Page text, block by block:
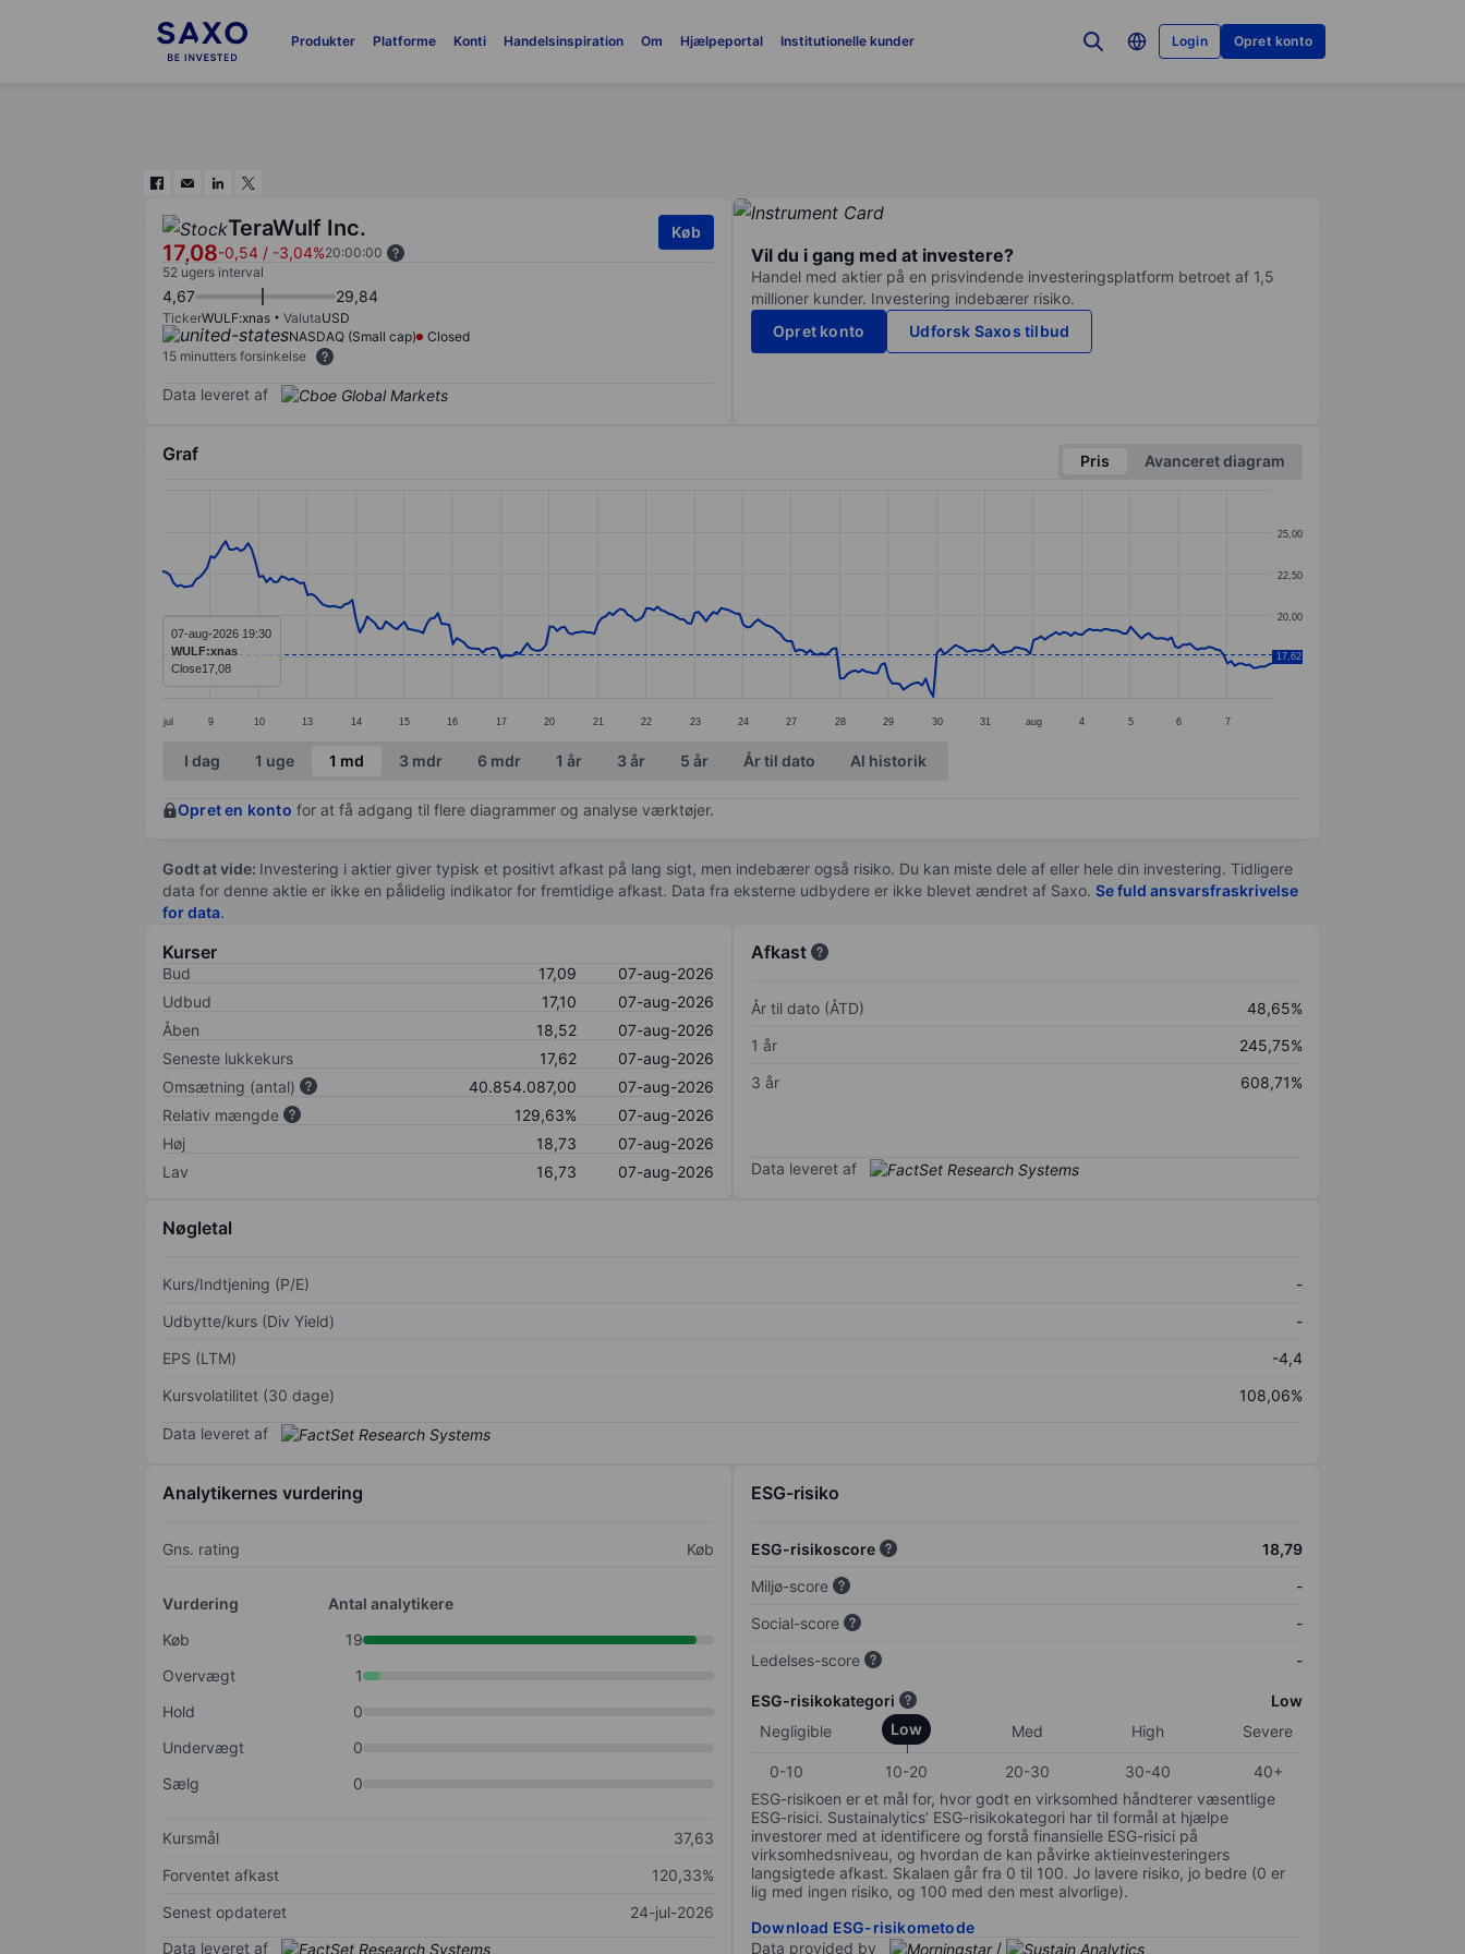
Produkter Platforme Konti Handelsinspiration Om Hjælpeportal Institutionelle kunder Login Opret konto
TeraWulf Inc.
17,08-0,54 / -3,04%20:00:00
Køb
52 ugers interval
4,67 29,84
TickerWULF:xnas ValutaUSD
NASDAQ (Small cap)
Closed
15 minutters forsinkelse
Data leveret af
Vil du i gang med at investere?
Handel med aktier på en prisvindende investeringsplatform betroet af 1,5
millioner kunder. Investering indebærer risiko.
Opret konto
Udforsk Saxos tilbud
Graf Pris
Avanceret diagram
Line chart with 299 data points.
The chart has 1 X axis displaying categories.
The chart has 1 Y axis displaying values. Data ranges from 15.08 to 24.45.
jul 9 10 13 14 15 16 17 20 21 22 23 24 27 28 29 30 31 aug 4 5 6 7
17,50
20,00
22,50
25,00
17,62
07-aug-2026 19:30
WULF:xnas
Close17,08
End of interactive chart.
I dag 1 uge 1 md 3 mdr 6 mdr 1 år 3 år 5 år År til dato Al historik
Opret en konto for at få adgang til flere diagrammer og analyse værktøjer.
Godt at vide: Investering i aktier giver typisk et positivt afkast på lang sigt, men indebærer også risiko. Du kan miste dele af eller hele din investering. Tidligere
data for denne aktie er ikke en pålidelig indikator for fremtidige afkast. Data fra eksterne udbydere er ikke blevet ændret af Saxo. Se fuld ansvarsfraskrivelse
for data.
Kurser
Bud 17,09
07-aug-2026
Udbud
17,10
07-aug-2026
Åben
18,52
07-aug-2026
Seneste lukkekurs
17,62
07-aug-2026
Omsætning (antal)
40.854.087,00
07-aug-2026
Relativ mængde
129,63%
07-aug-2026
Høj
18,73
07-aug-2026
Lav
16,73 07-aug-2026
Afkast
År til dato (ÅTD)
48,65%
1 år
245,75%
3 år
608,71%
Data leveret af
Nøgletal
Kurs/Indtjening (P/E)
-
Udbytte/kurs (Div Yield)
-
EPS (LTM)
-4,4
Kursvolatilitet (30 dage)
108,06%
Data leveret af
Analytikernes vurdering
Gns. rating Køb
Vurdering
Antal analytikere
Køb
19
Overvægt
1
Hold
0
Undervægt
0
Sælg
0
Kursmål
37,63
Forventet afkast
120,33%
Senest opdateret
24-jul-2026
Data leveret af
ESG-risiko
ESG-risikoscore
18,79
Miljø-score
-
Social-score
-
Ledelses-score
-
ESG-risikokategori
Low
Negligible
Low Med High Severe
0-10 10-20 20-30 30-40
40+
ESG-risikoen er et mål for, hvor godt en virksomhed håndterer væsentlige
ESG-risici. Sustainalytics’ ESG-risikokategori har til formål at hjælpe
investorer med at identificere og forstå finansielle ESG-risici på
virksomhedsniveau, og hvordan de kan påvirke aktieinvesteringers
langsigtede afkast. Skalaen går fra 0 til 100. Jo lavere risiko, jo bedre (0 er
lig med ingen risiko, og 100 med den mest alvorlige).
Download ESG-risikometode
Data provided by
/